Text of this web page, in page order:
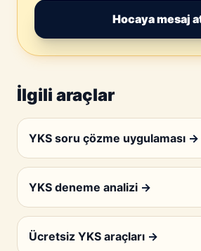
Hocaya mesaj
İlgili araçlar
YKS soru çözme uygulaması →
YKS deneme analizi →
Ücretsiz YKS araçları →